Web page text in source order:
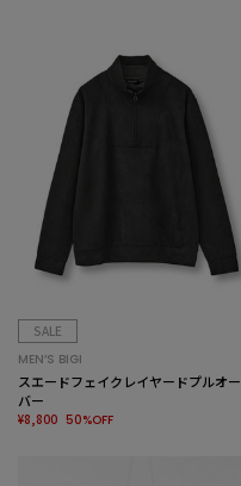
SALE
MEN’S BIGI
スエードフェイクレイヤードプルオー
バー
¥8,800 50%OFF